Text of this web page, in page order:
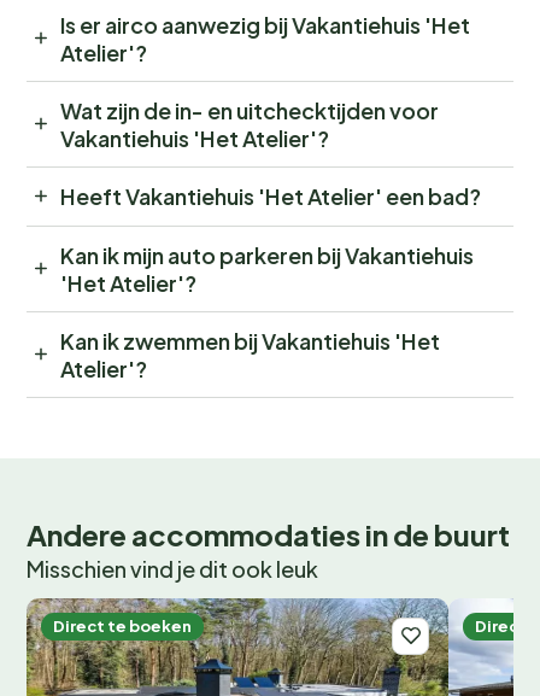
Is er airco aanwezig bij Vakantiehuis 'Het
Atelier'?
Wat zijn de in- en uitchecktijden voor
Vakantiehuis 'Het Atelier'?
Heeft Vakantiehuis 'Het Atelier' een bad?
Kan ik mijn auto parkeren bij Vakantiehuis
'Het Atelier'?
Kan ik zwemmen bij Vakantiehuis 'Het
Atelier'?
Andere accommodaties in de buurt
Misschien vind je dit ook leuk
Direct te boeken Direct